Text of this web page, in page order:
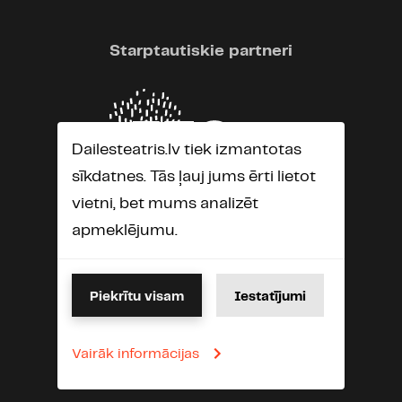
(05.04.2023.)
ticību, ideālismu, aicinājumu,
vilšanos un nāvi, kas beigās
izrādās visiem vienāda. Ievas
dievišķā godībā.
evija bišere(vējiņa)
laba izrāde, tas pateicoties Ievai
Segliņai,uz kuras fona, pārējie tēli,
man izskatījās bāli un teatrāli.
liek aizdomāties. kopējā
Starptautiskie partneri
Dailesteatris.lv tiek izmantotas
sīkdatnes. Tās ļauj jums ērti lietot
vietni, bet mums analizēt
apmeklējumu.
Piekrītu visam Iestatījumi
Vairāk informācijas